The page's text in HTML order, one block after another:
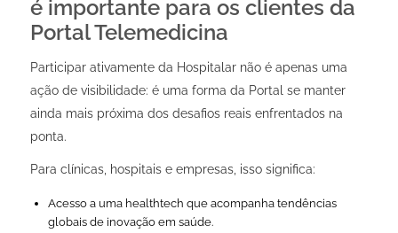
é importante para os clientes da
Portal Telemedicina
Participar ativamente da Hospitalar não é apenas uma
ação de visibilidade: é uma forma da Portal se manter
ainda mais próxima dos desafios reais enfrentados na
ponta.
Para clínicas, hospitais e empresas, isso significa:
Acesso a uma healthtech que acompanha tendências
globais de inovação em saúde.